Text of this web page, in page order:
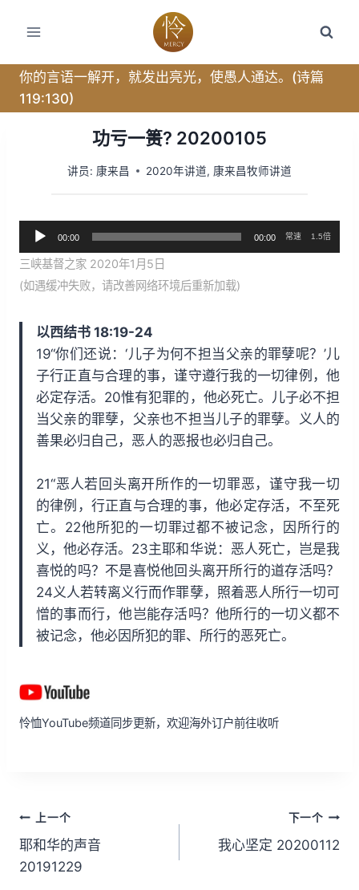
你的言语一解开，就发出亮光，使愚人通达。(诗篇
119:130)
功亏一篑? 20200105
讲员: 康来昌 2020年讲道, 康来昌牧师讲道
频
播
放
00:00 00:00 常速 1.5倍
三峡基督之家 2020年1月5日
(如遇缓冲失败，请改善网络环境后重新加载)
以西结书 18:19-24
19“你们还说：‘儿子为何不担当父亲的罪孽呢？’儿
子行正直与合理的事，谨守遵行我的一切律例，他
必定存活。20惟有犯罪的，他必死亡。儿子必不担
当父亲的罪孽，父亲也不担当儿子的罪孽。义人的
善果必归自己，恶人的恶报也必归自己。
21“恶人若回头离开所作的一切罪恶，谨守我一切
的律例，行正直与合理的事，他必定存活，不至死
亡。22他所犯的一切罪过都不被记念，因所行的
义，他必存活。23主耶和华说：恶人死亡，岂是我
喜悦的吗？不是喜悦他回头离开所行的道存活吗？
24义人若转离义行而作罪孽，照着恶人所行一切可
憎的事而行，他岂能存活吗？他所行的一切义都不
被记念，他必因所犯的罪、所行的恶死亡。
怜恤YouTube频道同步更新，欢迎海外订户前往收听
文
章
导
上一个
耶和华的声音
20191229
下一个
我心坚定 20200112